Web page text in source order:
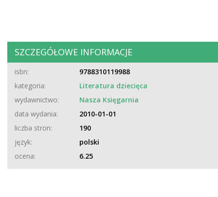
SZCZEGÓŁOWE INFORMACJE
isbn:
9788310119988
kategoria:
Literatura dziecięca
wydawnictwo:
Nasza Księgarnia
data wydania:
2010-01-01
liczba stron:
190
język:
polski
ocena:
6.25